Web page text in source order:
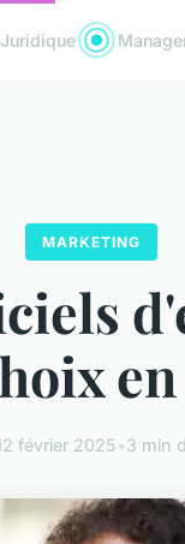
Juridique
MARKETING
en
février 2025•3 min